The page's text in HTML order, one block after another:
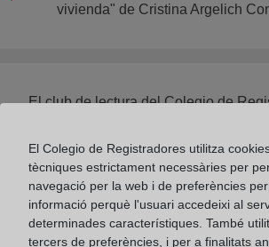
vivienda" de Cristina Argelich
El club de lectura del Colegio de
Chacel, y Cartas a un joven poeta, de
Rilke.
El Colegio de Registradores utilitza
tècniques estrictament necessàries per
navegació per la web i de preferències
informació perquè l'usuari accedeixi al
determinades característiques. També
tercers de preferències, i per a finalitats